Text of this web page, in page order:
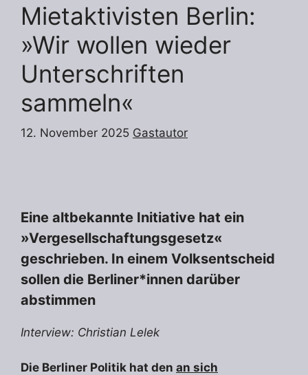
Mietaktivisten Berlin:
»Wir wollen wieder
Unterschriften
sammeln«
12. November 2025 Gastautor
Eine altbekannte Initiative hat ein
»Vergesellschaftungsgesetz«
geschrieben. In einem Volksentscheid
sollen die Berliner*innen darüber
abstimmen
Interview: Christian Lelek
Die Berliner Politik hat den an sich